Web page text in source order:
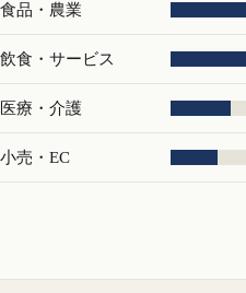
食品・農業
飲食・サービス
医療・介護
小売・EC